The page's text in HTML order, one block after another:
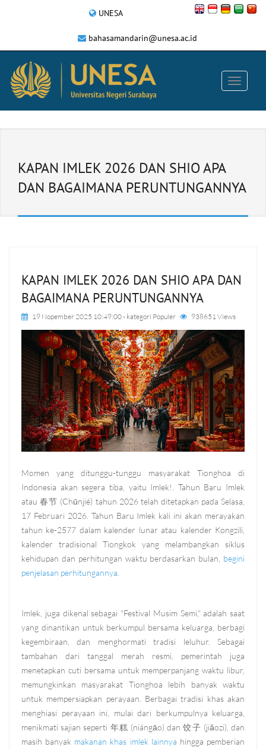
UNESA
bahasamandarin@unesa.ac.id
KAPAN IMLEK 2026 DAN SHIO APA
DAN BAGAIMANA PERUNTUNGANNYA
KAPAN IMLEK 2026 DAN SHIO APA DAN
BAGAIMANA PERUNTUNGANNYA
19 Nopember 2025 10:49:00- kategori Populer 938651 Views
Momen yang ditunggu-tunggu masyarakat Tionghoa di
Indonesia akan segera tiba, yaitu Imlek!. Tahun Baru Imlek
atau 春节 (Chūnjié) tahun 2026 telah ditetapkan pada Selasa,
17 Februari 2026. Tahun Baru Imlek kali ini akan merayakan
tahun ke-2577 dalam kalender lunar atau kalender Kongzili,
kalender tradisional Tiongkok yang melambangkan siklus
kehidupan dan perhitungan waktu berdasarkan bulan, begini
penjelasan perhitungannya
Imlek, juga dikenal sebagai "Festival Musim Semi," adalah saat
yang dinantikan untuk berkumpul bersama keluarga, berbagi
kegembiraan, dan menghormati tradisi leluhur. Sebagai
tambahan dari tanggal merah resmi, pemerintah juga
menetapkan cuti bersama untuk memperpanjang waktu libur,
memungkinkan masyarakat Tionghoa lebih banyak waktu
untuk mempersiapkan perayaan. Berbagai tradisi khas akan
menghiasi perayaan ini, mulai dari berkumpulnya keluarga,
menikmati sajian seperti 年糕 (niángāo) dan 饺子 (jiǎozi), dan
masih banyak makanan khas imlek lainnya hingga pemberian